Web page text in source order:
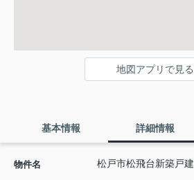
地図アプリで見る
基本情報 詳細情報
物件名 松戸市松飛台新築戸建